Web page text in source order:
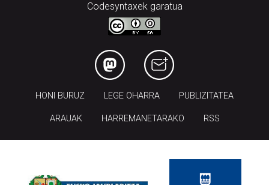
Codesyntaxek garatua
HONI BURUZ LEGE OHARRA PUBLIZITATEA
ARAUAK HARREMANETARAKO RSS